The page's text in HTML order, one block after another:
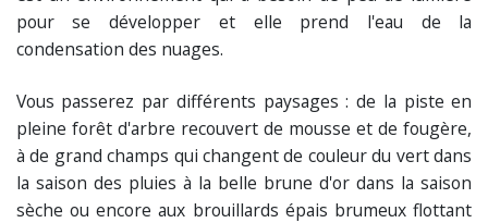
pour se développer et elle prend l'eau de la
condensation des nuages.
Vous passerez par différents paysages : de la piste en
pleine forêt d'arbre recouvert de mousse et de fougère,
à de grand champs qui changent de couleur du vert dans
la saison des pluies à la belle brune d'or dans la saison
sèche ou encore aux brouillards épais brumeux flottant